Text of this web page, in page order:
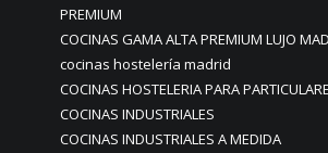
PREMIUM
COCINAS GAMA ALTA PREMIUM LUJO
cocinas hostelería madrid
COCINAS HOSTELERIA PARA
COCINAS INDUSTRIALES
COCINAS INDUSTRIALES A MEDIDA